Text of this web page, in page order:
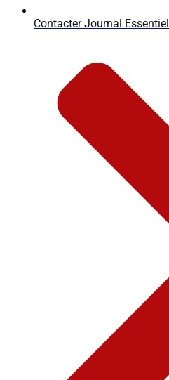
Contacter Journal Essentiel